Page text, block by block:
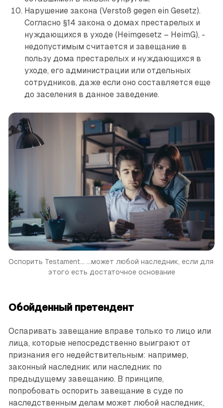
Нарушение закона (Verstoß gegen ein Gesetz).
Согласно §14 закона о домах престарелых и
нуждающихся в уходе (Heimgesetz – HeimG), ­
недопустимым считается и завещание в
пользу дома престарелых и нуждающихся в
уходе, его администрации или отдельных
сотрудников, даже если оно составляется еще
до заселения в данное заведение.
Оспорить Testament... ...может любой наследник, если для
этого есть достаточное основание
Обойденный претендент
Оспаривать завещание вправе только то лицо или
лица, которые непосредственно выиграют от
признания его недействительным: например,
законный наследник или наследник по
предыдущему завещанию. В принципе,
попробовать оспорить завещание в суде по
наследственным делам может любой наследник,